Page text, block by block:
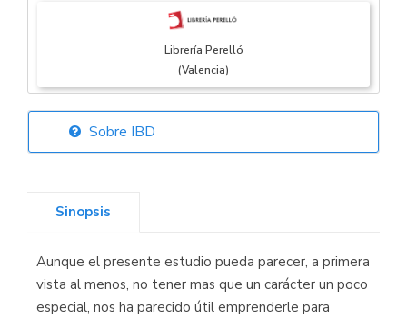
Librería Perelló
(Valencia)
Librería Elías
Librería Kolima
(Madrid)
Sobre IBD
Sinopsis
Aunque el presente estudio pueda parecer, a primera
vista al menos, no tener mas que un carácter un poco
especial, nos ha parecido útil emprenderle para